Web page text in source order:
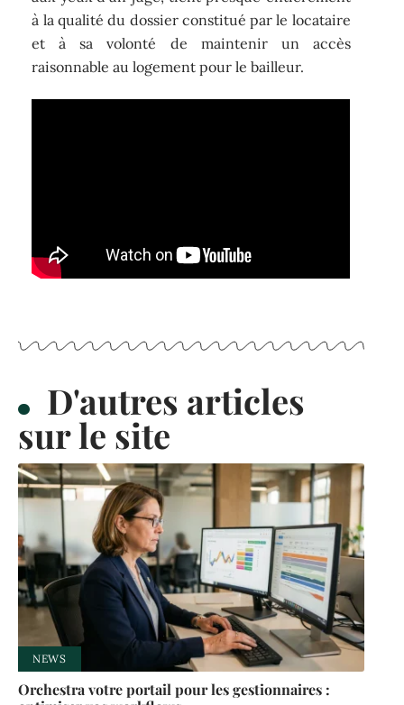
à la qualité du dossier constitué par le locataire
et à sa volonté de maintenir un accès
raisonnable au logement pour le bailleur.
D'autres articles
sur le site
NEWS
Orchestra votre portail pour les gestionnaires :